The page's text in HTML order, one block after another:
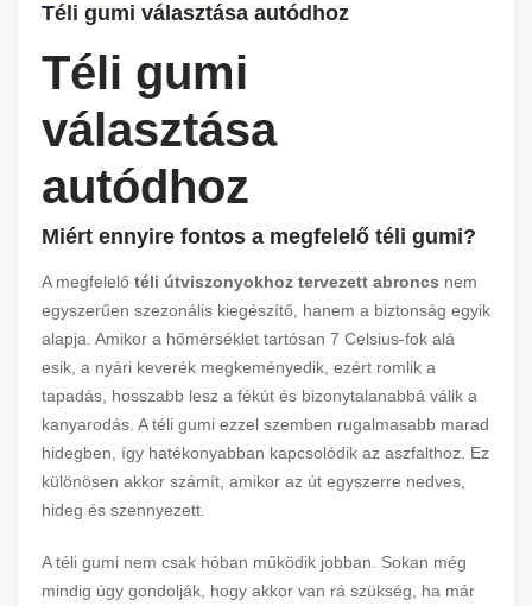
Téli gumi választása autódhoz
Téli gumi
választása
autódhoz
Miért ennyire fontos a megfelelő téli gumi?
A megfelelő téli útviszonyokhoz tervezett abroncs nem
egyszerűen szezonális kiegészítő, hanem a biztonság egyik
alapja. Amikor a hőmérséklet tartósan 7 Celsius-fok alá
esik, a nyári keverék megkeményedik, ezért romlik a
tapadás, hosszabb lesz a fékút és bizonytalanabbá válik a
kanyarodás. A téli gumi ezzel szemben rugalmasabb marad
hidegben, így hatékonyabban kapcsolódik az aszfalthoz. Ez
különösen akkor számít, amikor az út egyszerre nedves,
hideg és szennyezett.
A téli gumi nem csak hóban működik jobban. Sokan még
mindig úgy gondolják, hogy akkor van rá szükség, ha már